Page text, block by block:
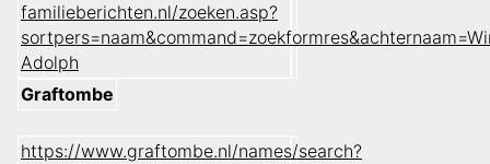
familieberichten.nl/zoeken.asp?
Adolph
Graftombe
https://www.graftombe.nl/names/search?